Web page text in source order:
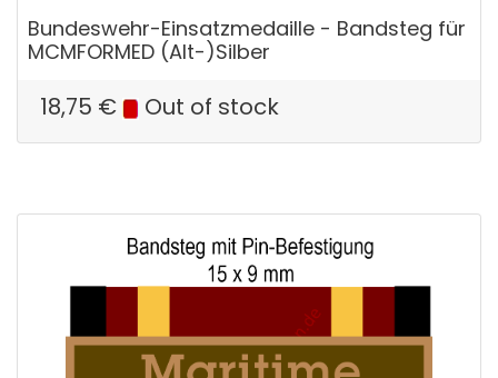
Bundeswehr-Einsatzmedaille - Bandsteg für
MCMFORMED (Alt-)Silber
18,75 € Out of stock